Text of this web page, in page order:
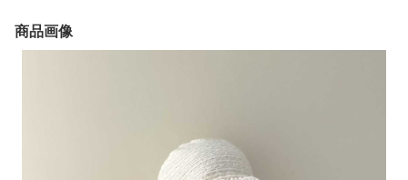
商品画像